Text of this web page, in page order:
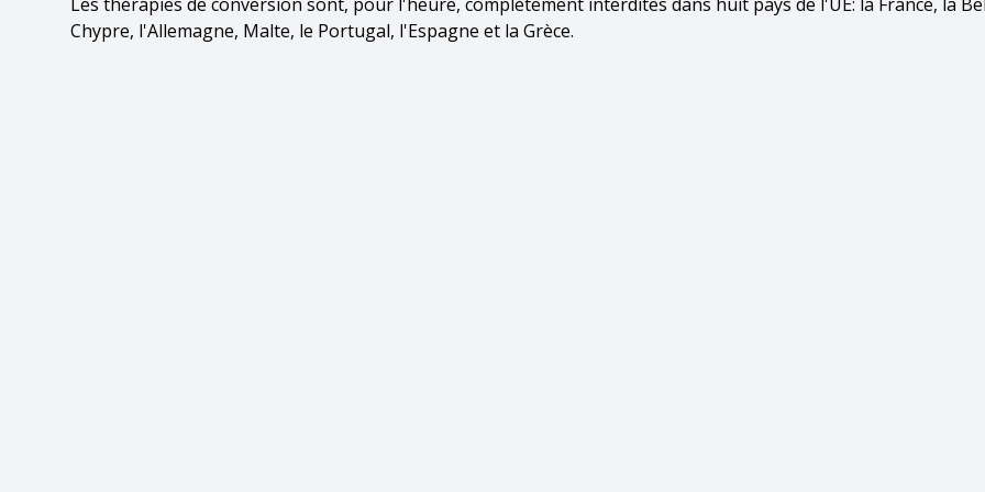
Chypre, l'Allemagne, Malte, le Portugal, l'Espagne et la Grèce.